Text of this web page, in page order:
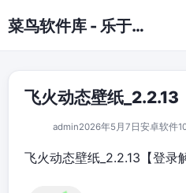
菜鸟软件库 - 乐于分享免费资源平台
飞火动态壁纸_2.2.13
admin2026年5月7日 安卓软件
飞火动态壁纸_2.2.13【登录